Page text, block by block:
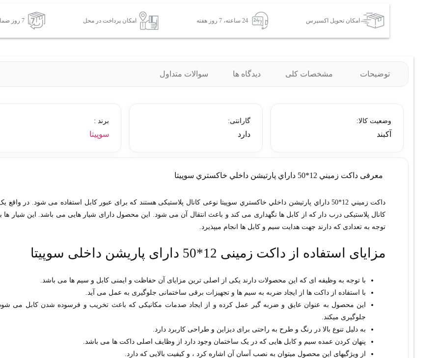
امکان تحویل اکسپرس 24 ساعته، 7 روز هفته امکان پرداخت در محل 7 روز ضمانت بازگشت کالا
توضیحات مشخصات کلی دیدگاه ها سوالات متداول
وضعیت کالا:
آکبند
گارانتی:
دارد
برند :
سوپیتا
معرفی داکت زميني 12*50 داراي پارتيشن داخلي خاکستري سوپيتا
داکت زميني 12*50 داراي پارتيشن داخلي خاکستري سوپيتا نوعی کانال پلاستیکی هستند که برای عبور کابل استفاده می شود. در واقع
کانال پلاستیکی درب دار که از کابل ها نگهداری می کند و باعث انتقال آن می شود. این محصول دارای شیار هایی می باشد. این شیار ها
توجه به تعدادی که دارند جهت هدایت سیم و کابل ها انجام میپذیرد.
مزایای استفاده از داکت زمینی 12*50 دارای پاریشن داخلی سوپیتا
با توجه به وظیفه ای که این محصولات دارند یکی از اصلی ترین مزایای آن حفاظت و ایمنی کابل و سیم ها می باشد.
با استفاده از داکت ها از ایجاد ضربه به سیم ها و تجهیزات برقی ساختمانی جلوگیری به عمل می آید.
این محصول به عنوان عایق و ضربه گیر عمل کرده و از ایجاد صدمات مکانیکی که باعث تخریب و فرسوده شدن کابل می
جلوگیری میکند.
به دلیل تنوع بالا در رنگ و طرح به راحتی برای دیزاین و طراحی کاربرد دارد.
پنهان کردن عمده سیم و کابل هایی که در یک ساختمان وجود دارد از وظایف اصلی داکت ها می باشد.
از ویژگیهای این محصول میتوان به نصب آسان آن اشاره کرد ، و کیفیت بالایی که دارد.